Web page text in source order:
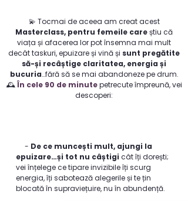
💫 Tocmai de aceea am creat acest
Masterclass, pentru femeile careștiu că
viața și afacerea lor pot însemna mai mult
decât taskuri, epuizare și vină și sunt pregătite
să-și recâștige claritatea, energia și
bucuria…fără să se mai abandoneze pe drum.
🕰️În cele 90 de minutepetrecute împreună, vei
descoperi:​
- De ce muncești mult, ajungi la
epuizare…și tot nu câștigi cât îți dorești;
vei înțelege ce tipare invizibile îți scurg
energia, îți sabotează alegerile și te țin
blocată în supraviețuire, nu în abundență.